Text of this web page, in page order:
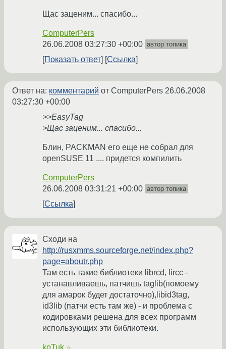
Щас заценим... спасибо...
ComputerPers
26.06.2008 03:27:30 +00:00 автор топика
Показать ответ Ссылка
Ответ на: комментарий от ComputerPers 26.06.2008
03:27:30 +00:00
>>EasyTag
>Щас заценим... спасибо...
Блин, PACKMAN его еще не собрал для
openSUSE 11 .... придется компилить
ComputerPers
26.06.2008 03:31:21 +00:00 автор топика
Ссылка
Сходи на
http://rusxmms.sourceforge.net/index.php?
page=aboutr.php
Там есть такие библиотеки librcd, lircc -
устанавливаешь, патчишь taglib(помоему
для амарок будет достаточно),libid3tag,
id3lib (патчи есть там же) - и проблема с
кодировками решена для всех программ
использующих эти библиотеки.